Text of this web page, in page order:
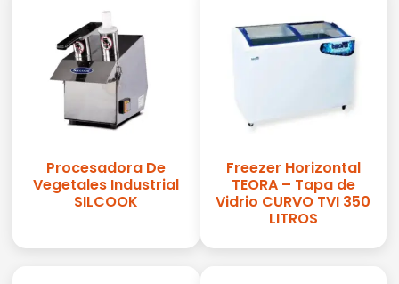
Procesadora De
Vegetales Industrial
SILCOOK
Freezer Horizontal
TEORA – Tapa de
Vidrio CURVO TVI 350
LITROS